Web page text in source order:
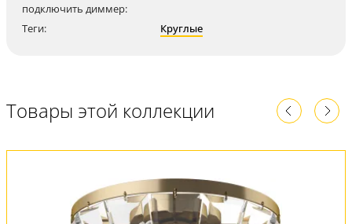
подключить диммер:
Теги: Круглые
Товары этой коллекции